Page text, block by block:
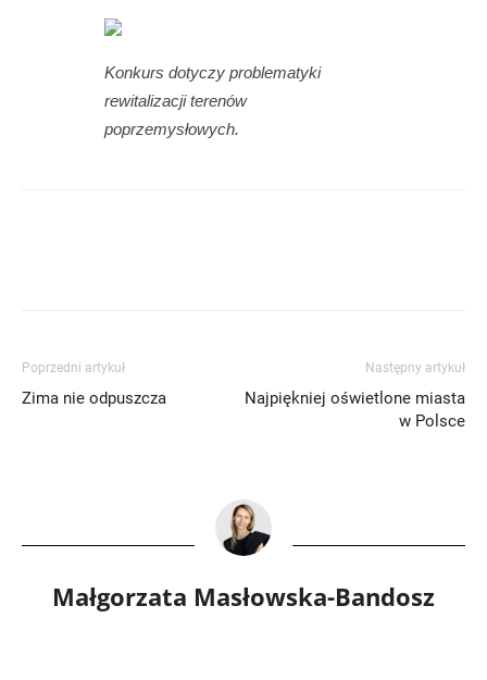
Konkurs dotyczy problematyki
rewitalizacji terenów
poprzemysłowych.
Poprzedni artykuł
Zima nie odpuszcza
Następny artykuł
Najpiękniej oświetlone miasta
w Polsce
Małgorzata Masłowska-Bandosz